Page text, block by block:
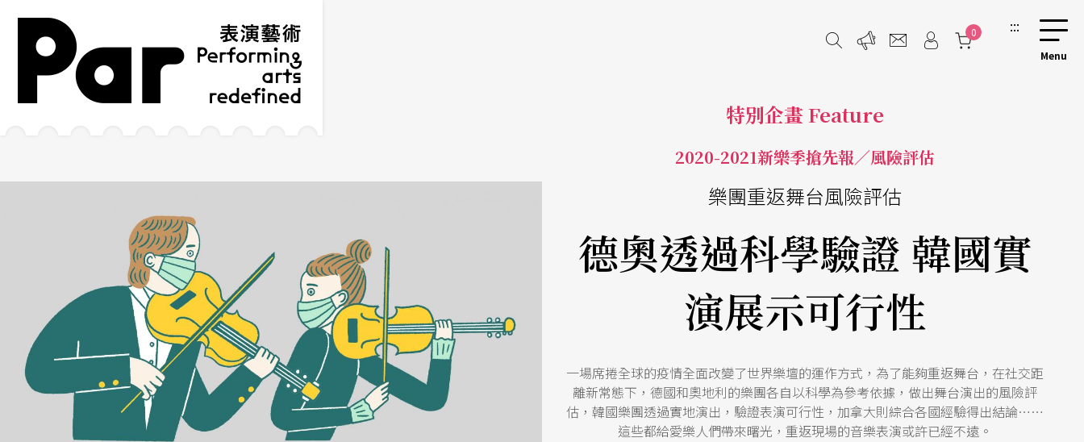
跳到主要內容區塊
網站導覽
0 :::
特別企畫 Feature
2020-2021新樂季搶先報／風險評估
樂團重返舞台風險評估
德奧透過科學驗證 韓國實
演展示可行性
一場席捲全球的疫情全面改變了世界樂壇的運作方式，為了能夠重返舞台，在社交距
離新常態下，德國和奧地利的樂團各自以科學為參考依據，做出舞台演出的風險評
估，韓國樂團透過實地演出，驗證表演可行性，加拿大則綜合各國經驗得出結論……
這些都給愛樂人們帶來曙光，重返現場的音樂表演或許已經不遠。